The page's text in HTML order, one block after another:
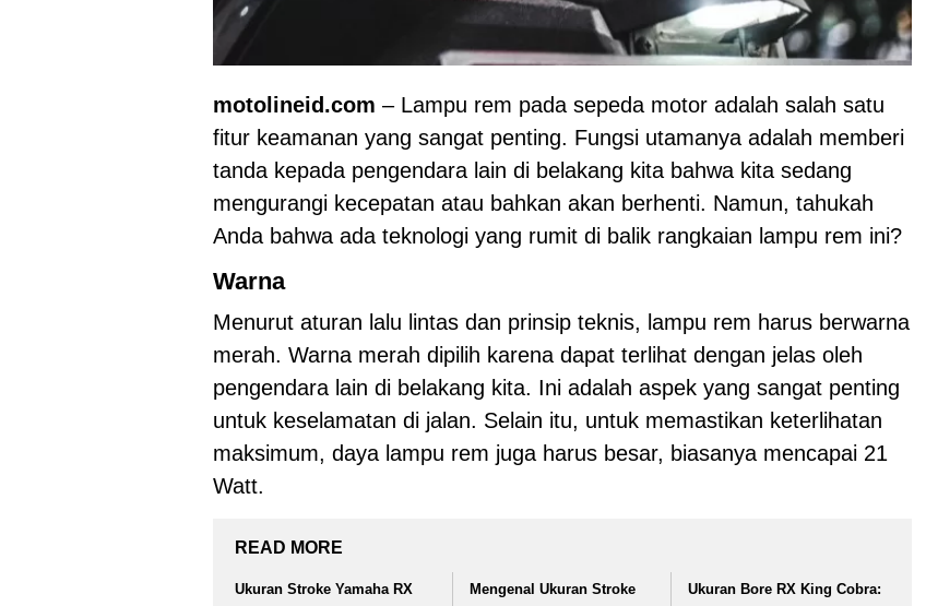
motolineid.com – Lampu rem pada sepeda motor adalah salah satu
fitur keamanan yang sangat penting. Fungsi utamanya adalah memberi
tanda kepada pengendara lain di belakang kita bahwa kita sedang
mengurangi kecepatan atau bahkan akan berhenti. Namun, tahukah
Anda bahwa ada teknologi yang rumit di balik rangkaian lampu rem ini?
Warna
Menurut aturan lalu lintas dan prinsip teknis, lampu rem harus berwarna
merah. Warna merah dipilih karena dapat terlihat dengan jelas oleh
pengendara lain di belakang kita. Ini adalah aspek yang sangat penting
untuk keselamatan di jalan. Selain itu, untuk memastikan keterlihatan
maksimum, daya lampu rem juga harus besar, biasanya mencapai 21
Watt.
READ MORE
Ukuran Stroke Yamaha RX
Mengenal Ukuran Stroke
Ukuran Bore RX King Cobra: